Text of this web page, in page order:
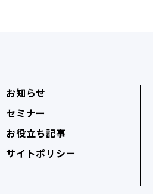
お知らせ
セミナー
お役立ち記事
サイトポリシー